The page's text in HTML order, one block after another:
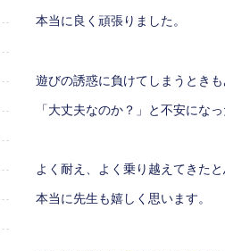
本当に良く頑張りました。
遊びの誘惑に負けてしまうとき
「大丈夫なのか？」と不安にな
よく耐え、よく乗り越えてきたと
本当に先生も嬉しく思います。